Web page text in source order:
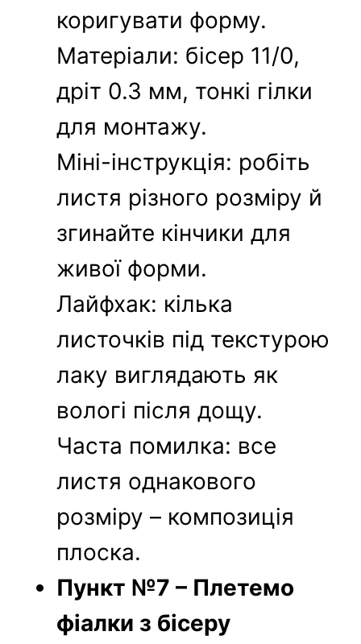
коригувати форму.
Матеріали: бісер 11/0,
дріт 0.3 мм, тонкі гілки
для монтажу.
Міні-інструкція: робіть
листя різного розміру й
згинайте кінчики для
живої форми.
Лайфхак: кілька
листочків під текстурою
лаку виглядають як
вологі після дощу.
Часта помилка: все
листя однакового
розміру – композиція
плоска.
Пункт №7 – Плетемо
фіалки з бісеру